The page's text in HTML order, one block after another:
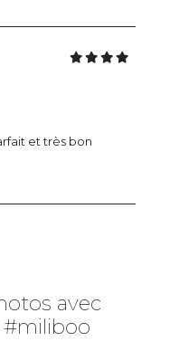
et très bon
avec
#miliboo